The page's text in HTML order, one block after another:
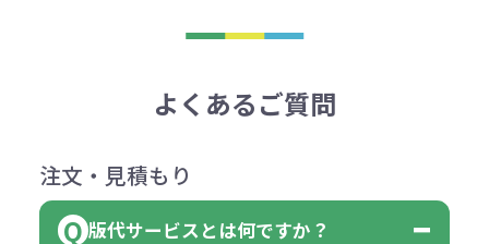
よくあるご質問
注文・見積もり
版代サービスとは何ですか？